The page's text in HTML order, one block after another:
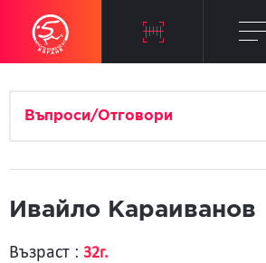
Въпроси/Отговори
Ивайло Караиванов
Възраст : 32г.